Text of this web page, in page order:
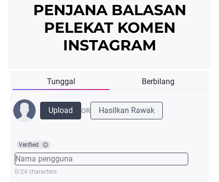
PENJANA BALASAN
PELEKAT KOMEN
INSTAGRAM
Tunggal Berbilang
Upload OR Hasilkan Rawak
Verified
0/24 characters